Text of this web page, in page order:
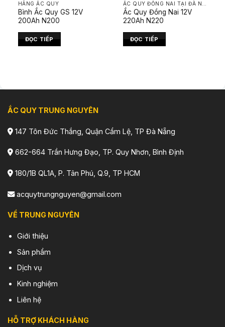
HÃNG ẮC QUY
Bình Ắc Quy GS 12V
200Ah N200
ĐỌC TIẾP
Ắc Quy Đồng Nai 12V
220Ah N220
ĐỌC TIẾP
ẮC QUY TRUNG NGUYÊN
147 Tôn Đức Thắng, Quận Cẩm Lệ, TP Đà Nẵng
662-664 Trần Hưng Đạo, TP. Quy Nhơn, Bình Định
180/1B QL1A, P. Tân Phú, Q.9, TP HCM
acquytrungnguyen@gmail.com
VỀ TRUNG NGUYÊN
Giới thiệu
Sản phẩm
Dịch vụ
Kinh nghiệm
Liên hệ
HỖ TRỢ KHÁCH HÀNG